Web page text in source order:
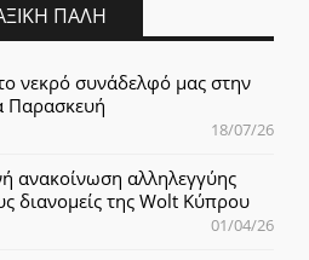
ΠΆΛΗ
νεκρό συνάδελφό μας στην
Παρασκευή
18/07/26
ανακοίνωση αλληλεγγύης
διανομείς της Wolt Κύπρου
01/04/26